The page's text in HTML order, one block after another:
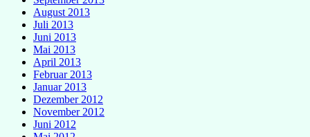
August 2013
Juli 2013
Juni 2013
Mai 2013
April 2013
Februar 2013
Januar 2013
Dezember 2012
November 2012
Juni 2012